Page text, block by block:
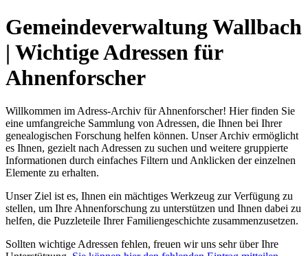
Gemeindeverwaltung Wallbach
| Wichtige Adressen für
Ahnenforscher
Willkommen im Adress-Archiv für Ahnenforscher! Hier finden Sie
eine umfangreiche Sammlung von Adressen, die Ihnen bei Ihrer
genealogischen Forschung helfen können. Unser Archiv ermöglicht
es Ihnen, gezielt nach Adressen zu suchen und weitere gruppierte
Informationen durch einfaches Filtern und Anklicken der einzelnen
Elemente zu erhalten.
Unser Ziel ist es, Ihnen ein mächtiges Werkzeug zur Verfügung zu
stellen, um Ihre Ahnenforschung zu unterstützen und Ihnen dabei zu
helfen, die Puzzleteile Ihrer Familiengeschichte zusammenzusetzen.
Sollten wichtige Adressen fehlen, freuen wir uns sehr über Ihre